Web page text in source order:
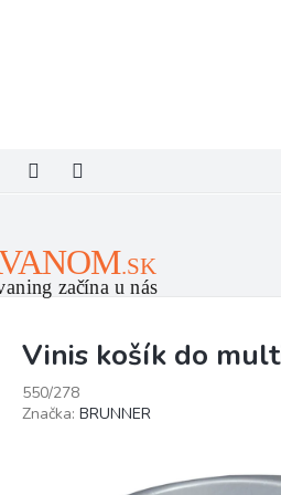
Vinis košík do
550/278
Značka: BRUNNER